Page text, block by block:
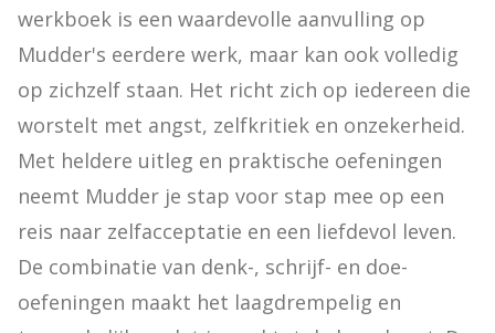
werkboek is een waardevolle aanvulling op
Mudder's eerdere werk, maar kan ook volledig
op zichzelf staan. Het richt zich op iedereen die
worstelt met angst, zelfkritiek en onzekerheid.
Met heldere uitleg en praktische oefeningen
neemt Mudder je stap voor stap mee op een
reis naar zelfacceptatie en een liefdevol leven.
De combinatie van denk-, schrijf- en doe-
oefeningen maakt het laagdrempelig en